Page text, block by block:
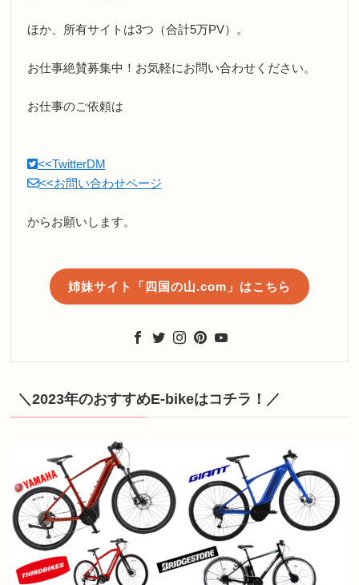
ほか、所有サイトは3つ（合計5万PV）。
お仕事絶賛募集中！お気軽にお問い合わせください。
お仕事のご依頼は
<<TwitterDM
<<お問い合わせページ
からお願いします。
姉妹サイト「四国の山.com」はこちら
＼2023年のおすすめE-bikeはコチラ！／